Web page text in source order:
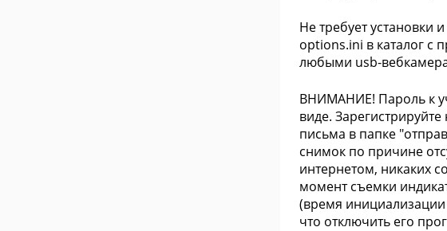
Не требует установки
options.ini в каталог с
любыми usb-
ВНИМАНИЕ! Пароль к
виде.
письма в папке
снимок по причине
интернетом, никаких
момент съемки
(время инициализации
что отключить его